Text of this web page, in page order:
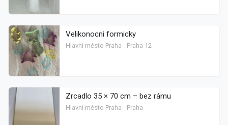
Velikonocni formicky
Hlavní město Praha - Praha 12
Zrcadlo 35 × 70 cm – bez rámu
Hlavní město Praha - Praha